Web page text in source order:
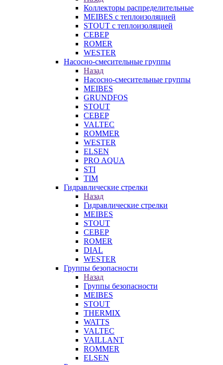
Коллекторы распределительные
MEIBES с теплоизоляцией
STOUT с теплоизоляцией
СЕВЕР
ROMER
WESTER
Насосно-смесительные группы
Назад
Насосно-смесительные группы
MEIBES
GRUNDFOS
STOUT
СЕВЕР
VALTEC
ROMMER
WESTER
ELSEN
PRO AQUA
STI
TIM
Гидравлические стрелки
Назад
Гидравлические стрелки
MEIBES
STOUT
СЕВЕР
ROMER
DIAL
WESTER
Группы безопасности
Назад
Группы безопасности
MEIBES
STOUT
THERMIX
WATTS
VALTEC
VAILLANT
ROMMER
ELSEN